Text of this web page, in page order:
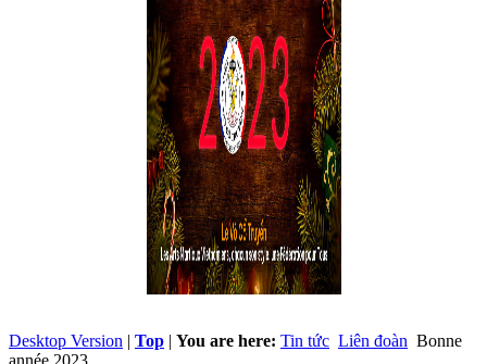
Desktop Version | Top | You are here: Tin tức Liên đoàn Bonne
année 2023